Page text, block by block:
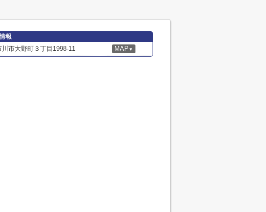
報
川市大野町３丁目1998-11 MAP ▼